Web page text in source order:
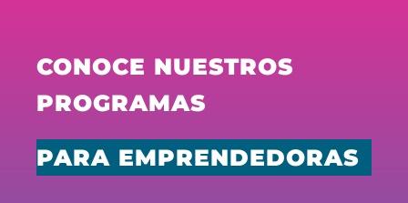
CONOCE NUESTROS
PROGRAMAS
PARA EMPRENDEDORAS